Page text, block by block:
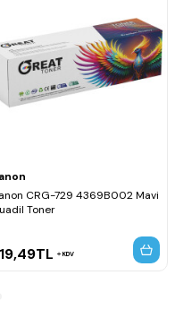
CRG-729 4369B002 Mavi
Toner
TL KDV